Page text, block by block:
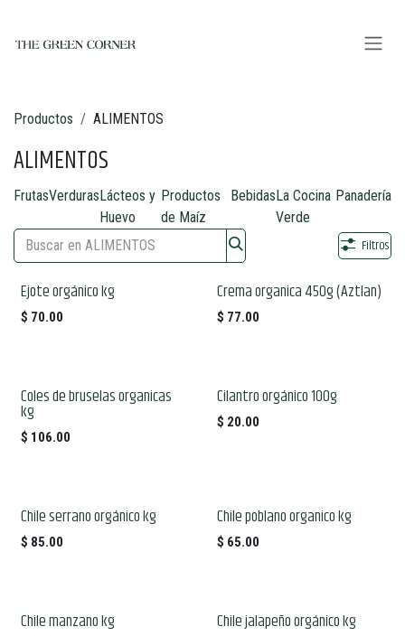
Productos ALIMENTOS
ALIMENTOS
FrutasVerdurasLácteos y
Huevo
Productos
de Maíz
BebidasLa Cocina
Verde
Panadería
Filtros
Ejote orgánico kg
$ 70.00
Crema organica 450g (Aztlan)
$ 77.00
Coles de bruselas organicas
kg
$ 106.00
Cilantro orgánico 100g
$ 20.00
Chile serrano orgánico kg
$ 85.00
Chile poblano organico kg
$ 65.00
Chile manzano kg Chile jalapeño orgánico kg